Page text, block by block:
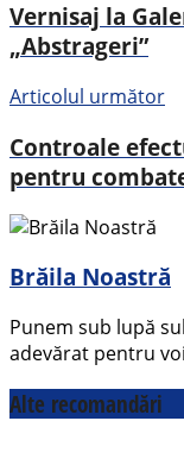
Vernisaj la
„Abstrageri”
Articolul următor
Controale
pentru
Brăila Noastră
Punem sub lupă
adevărat pentru voi
Alte recomandări